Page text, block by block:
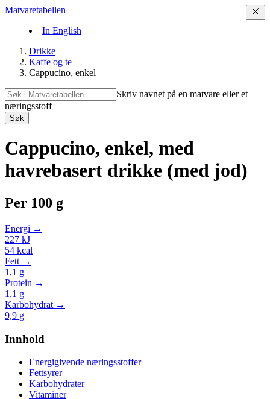
Matvaretabellen
In English
Drikke
Kaffe og te
Cappucino, enkel
Skriv navnet på en matvare eller et
næringsstoff
Søk
Cappucino, enkel, med
havrebasert drikke (med jod)
Per 100 g
Energi →
227 kJ
54 kcal
Fett →
1,1 g
Protein →
1,1 g
Karbohydrat →
9,9 g
Innhold
Energigivende næringsstoffer
Fettsyrer
Karbohydrater
Vitaminer